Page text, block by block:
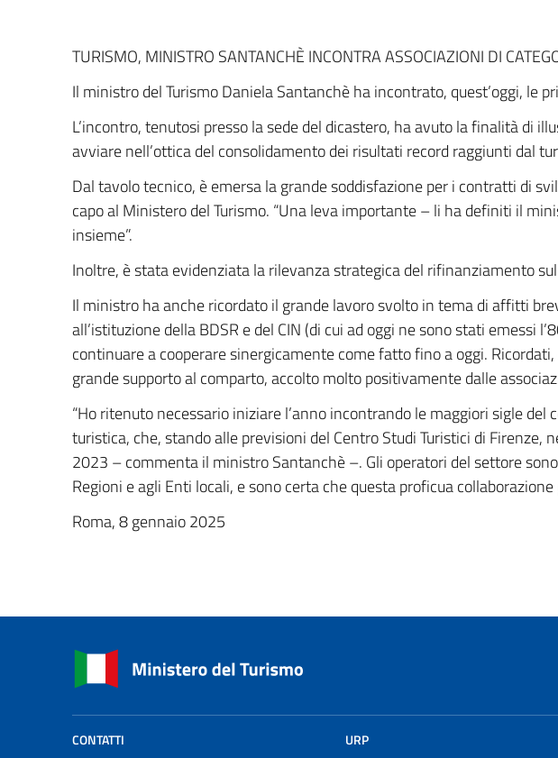
TURISMO, MINISTRO SANTANCHÈ INCONTRA ASSOCIAZIONI DI
Il ministro del Turismo Daniela Santanchè ha incontrato, quest’oggi, le
L’incontro, tenutosi presso la sede del dicastero, ha avuto la finalità di
avviare nell’ottica del consolidamento dei risultati record raggiunti dal
Dal tavolo tecnico, è emersa la grande soddisfazione per i contratti di
capo al Ministero del Turismo. “Una leva importante – li ha definiti il
insieme”.
Inoltre, è stata evidenziata la rilevanza strategica del rifinanziamento
Il ministro ha anche ricordato il grande lavoro svolto in tema di affitti
all’istituzione della BDSR e del CIN (di cui ad oggi ne sono stati emessi
continuare a cooperare sinergicamente come fatto fino a oggi.
grande supporto al comparto, accolto molto positivamente dalle
“Ho ritenuto necessario iniziare l’anno incontrando le maggiori sigle
turistica, che, stando alle previsioni del Centro Studi Turistici di
2023 – commenta il ministro Santanchè –. Gli operatori del settore
Regioni e agli Enti locali, e sono certa che questa proficua
Roma, 8 gennaio 2025
CONTATTI URP